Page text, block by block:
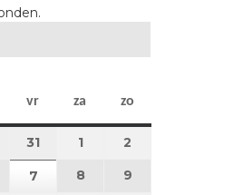
donderdag
vr vrijdag
za zaterdag
zo
juli 2026
31 31 juli 2026
11 augustus 2026
2
2026
6 augustus 2026
7 7 augustus 2026
8 8 augustus 2026
9